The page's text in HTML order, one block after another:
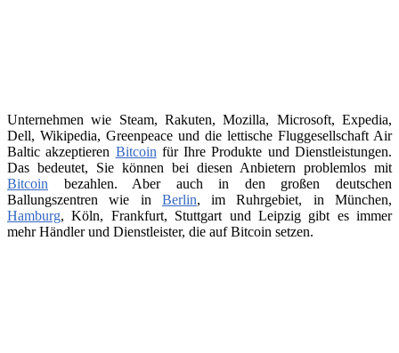
Unternehmen wie Steam, Rakuten, Mozilla, Microsoft, Expedia,
Dell, Wikipedia, Greenpeace und die lettische Fluggesellschaft Air
Baltic akzeptieren Bitcoin für Ihre Produkte und Dienstleistungen.
Das bedeutet, Sie können bei diesen Anbietern problemlos mit
Bitcoin bezahlen. Aber auch in den großen deutschen
Ballungszentren wie in Berlin, im Ruhrgebiet, in München,
Hamburg, Köln, Frankfurt, Stuttgart und Leipzig gibt es immer
mehr Händler und Dienstleister, die auf Bitcoin setzen.